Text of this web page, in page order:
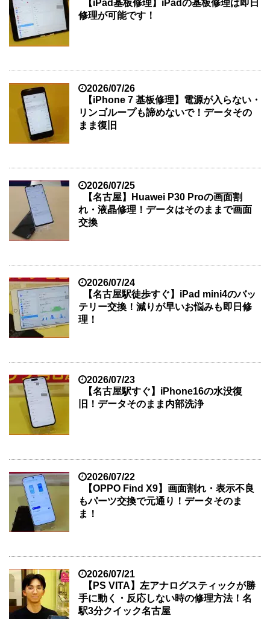
【iPad基板修理】iPadの基板修理は即日
修理が可能です！
2026/07/26
【iPhone 7 基板修理】電源が入らない・
リンゴループも諦めないで！データその
まま復旧
2026/07/25
【名古屋】Huawei P30 Proの画面割
れ・液晶修理！データはそのままで画面
交換
2026/07/24
【名古屋駅徒歩すぐ】iPad mini4のバッ
テリー交換！減りが早いお悩みも即日修
理！
2026/07/23
【名古屋駅すぐ】iPhone16の水没復
旧！データそのまま内部洗浄
2026/07/22
【OPPO Find X9】画面割れ・表示不良
もパーツ交換で元通り！データそのま
ま！
2026/07/21
【PS VITA】左アナログスティックが勝
手に動く・反応しない時の修理方法！名
駅3分クイック名古屋